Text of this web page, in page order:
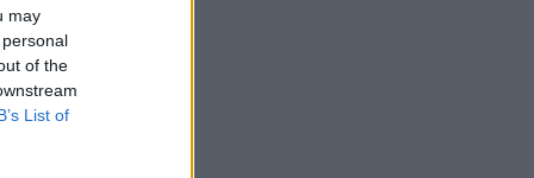
may
of the
List of